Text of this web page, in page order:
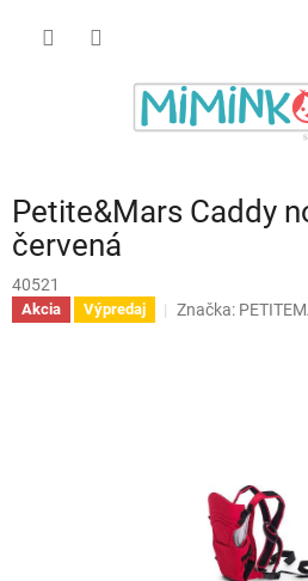
Petite&Mars Caddy
červená
40521
Akcia Výpredaj Značka: